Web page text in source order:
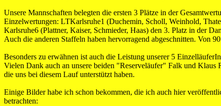
Unsere Mannschaften belegten die ersten 3 Plätze in der
Einzelwertungen: LTKarlsruhe1 (Duchemin, Scholl, Weinhold,
Karlsruhe6 (Plattner, Kaiser, Schmieder, Haas) den 3. Platz in der
Auch die anderen Staffeln haben hervorragend abgeschnitten. Von
Besonders zu erwähnen ist auch die Leistung unserer 5
Vielen Dank auch an unsere beiden "Reserveläufer" Falk und Klaus
die uns bei diesem Lauf unterstützt haben.
Einige Bilder habe ich schon bekommen, die ich auch hier
betrachten: